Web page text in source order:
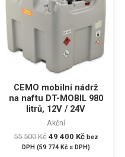
CEMO mobilní nádrž
na naftu DT-MOBIL 980
litrů, 12V / 24V
Akční
55 500Kč 49 400 Kč bez
DPH (59 774 Kčs DPH)